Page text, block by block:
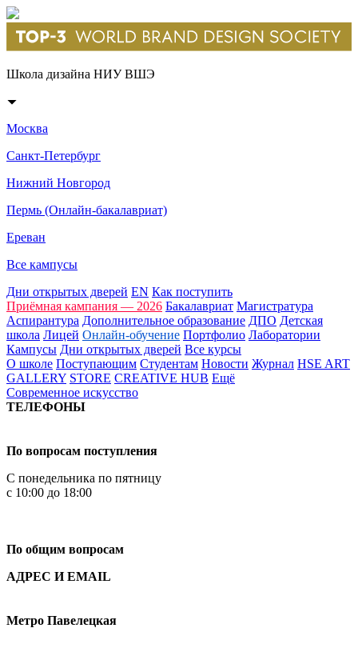
Школа дизайна НИУ ВШЭ
Москва
Санкт-Петербург
Нижний Новгород
Пермь (Онлайн-бакалавриат)
Ереван
Все кампусы
Дни открытых дверей EN Как поступить
Приёмная кампания — 2026 Бакалавриат Магистратура
Аспирантура Дополнительное образование ДПО Детская
школа Лицей Онлайн-обучение Портфолио Лаборатории
Кампусы Дни открытых дверей Все курсы
О школе Поступающим Студентам Новости Журнал HSE ART
GALLERY STORE CREATIVE HUB Ещё
Современное искусство
ТЕЛЕФОНЫ
По вопросам поступления
С понедельника по пятницу
с 10:00 до 18:00
По общим вопросам
АДРЕС И EMAIL
Метро Павелецкая